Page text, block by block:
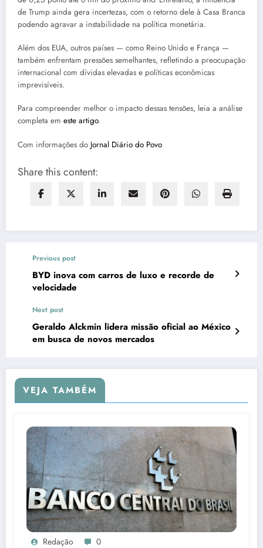
de Trump ainda gera incertezas, com o retorno dele à Casa Branca
podendo agravar a instabilidade na política monetária.
Além dos EUA, outros países — como Reino Unido e França —
também enfrentam pressões semelhantes, refletindo a preocupação
internacional com dívidas elevadas e políticas econômicas
imprevisíveis.
Para compreender melhor o impacto dessas tensões, leia a análise
completa em este artigo.
Com informações do Jornal Diário do Povo
Share this content:
Previous post
BYD inova com carros de luxo e recorde de
velocidade
Next post
Geraldo Alckmin lidera missão oficial ao México
em busca de novos mercados
VEJA TAMBÉM
Redação 0